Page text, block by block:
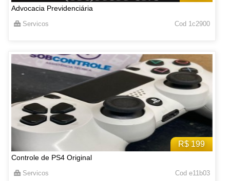
Advocacia Previdenciária
Servicos Cod 1c2900
R$ 199
Controle de PS4 Original
Servicos Cod e11b03